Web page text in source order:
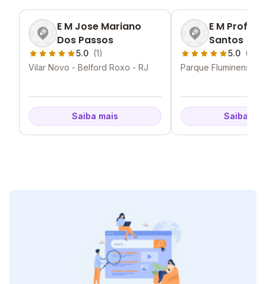
E M Jose Mariano
Dos Passos
5.0 (1)
Vilar Novo - Belford Roxo - RJ
Saiba mais
E M
Santos
5.0 (1)
Parque Fluminense -
Saiba